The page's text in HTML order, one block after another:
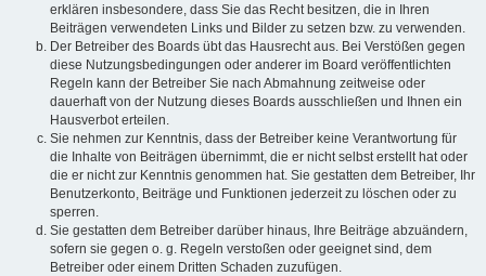
erklären insbesondere, dass Sie das Recht besitzen, die in Ihren
Beiträgen verwendeten Links und Bilder zu setzen bzw. zu verwenden.
Der Betreiber des Boards übt das Hausrecht aus. Bei Verstößen gegen
diese Nutzungsbedingungen oder anderer im Board veröffentlichten
Regeln kann der Betreiber Sie nach Abmahnung zeitweise oder
dauerhaft von der Nutzung dieses Boards ausschließen und Ihnen ein
Hausverbot erteilen.
Sie nehmen zur Kenntnis, dass der Betreiber keine Verantwortung für
die Inhalte von Beiträgen übernimmt, die er nicht selbst erstellt hat oder
die er nicht zur Kenntnis genommen hat. Sie gestatten dem Betreiber, Ihr
Benutzerkonto, Beiträge und Funktionen jederzeit zu löschen oder zu
sperren.
Sie gestatten dem Betreiber darüber hinaus, Ihre Beiträge abzuändern,
sofern sie gegen o. g. Regeln verstoßen oder geeignet sind, dem
Betreiber oder einem Dritten Schaden zuzufügen.